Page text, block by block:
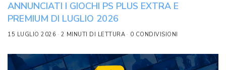
ANNUNCIATI I GIOCHI PS PLUS EXTRA E
PREMIUM DI LUGLIO 2026
15 LUGLIO 2026 2 MINUTI DI LETTURA 0 CONDIVISIONI